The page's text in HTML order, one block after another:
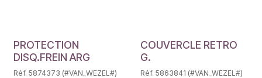
Déstockage
PROTECTION
DISQ.FREIN ARG
Réf. 5874373 (#VAN_WEZEL#) Déstockage
COUVERCLE RETRO
G.
Réf. 5863841 (#VAN_WEZEL#)